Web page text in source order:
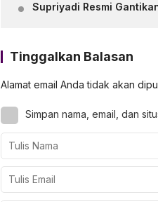
Supriyadi Resmi
Tinggalkan Balasan
Alamat email Anda tidak akan
Simpan nama, email, dan